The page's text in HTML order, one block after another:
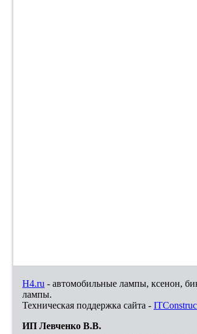
H4.ru - автомобильные лампы, ксенон,
лампы.
Техническая поддержка сайта -
ИП Левченко В.В.